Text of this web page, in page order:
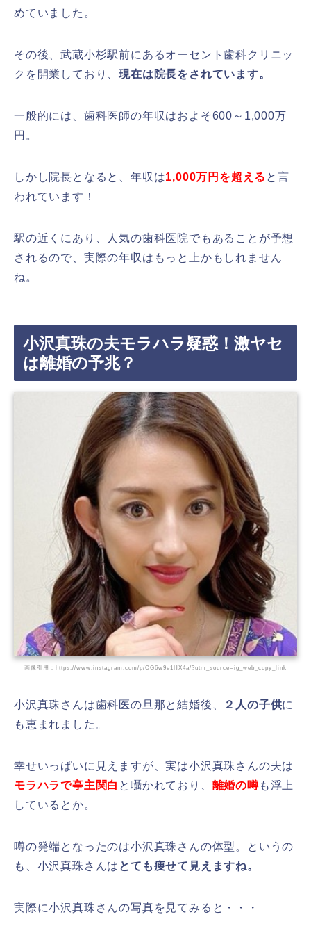
めていました。
その後、武蔵小杉駅前にあるオーセント歯科クリニッ
クを開業しており、現在は院長をされています。
一般的には、歯科医師の年収はおよそ600～1,000万
円。
しかし院長となると、年収は1,000万円を超える と言
われています！
駅の近くにあり、人気の歯科医院でもあることが予想
されるので、実際の年収はもっと上かもしれません
ね。
小沢真珠の夫モラハラ疑惑！激ヤセ
は離婚の予兆？
画像引用：https://www.instagram.com/p/CG6w9e1HX4a/?utm_source=ig_web_copy_link
小沢真珠さんは歯科医の旦那と結婚後、 ２人の子供に
も恵まれました。
幸せいっぱいに見えますが、実は小沢真珠さんの夫は
モラハラで亭主関白 と囁かれており、 離婚の噂も浮上
しているとか。
噂の発端となったのは小沢真珠さんの体型。というの
も、小沢真珠さんは とても痩せて見えますね。
実際に小沢真珠さんの写真を見てみると・・・